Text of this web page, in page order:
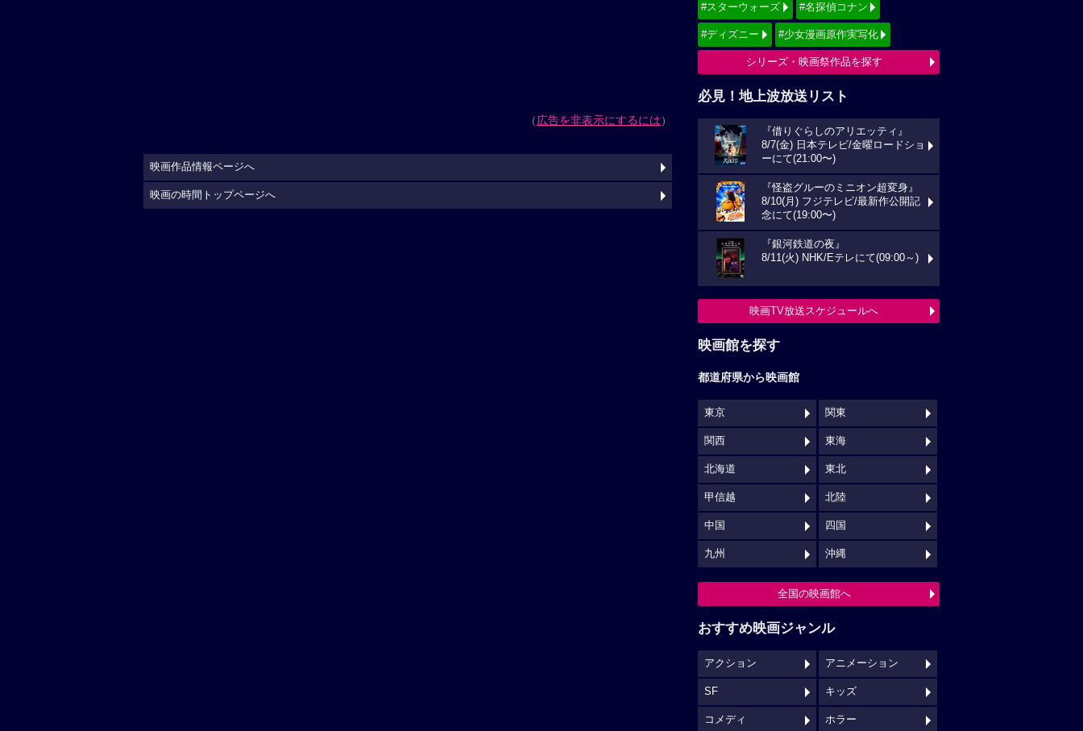
（広告を非表示にするには）
#スターウォーズ #名探偵コナン
#ディズニー #少女漫画原作実写化
シリーズ・映画祭作品を探す
必見！地上波放送リスト
『借りぐらしのアリエッティ』
8/7(金) 日本テレビ/金曜ロードショ
ーにて(21:00〜)
『怪盗グルーのミニオン超変身』
8/10(月) フジテレビ/最新作公開記
念にて(19:00〜)
『銀河鉄道の夜』
8/11(火) NHK/Eテレにて(09:00～)
映画TV放送スケジュールへ
映画館を探す
都道府県から映画館
東京 関東
関西 東海
北海道 東北
甲信越 北陸
中国 四国
九州 沖縄
全国の映画館へ
おすすめ映画ジャンル
アクション アニメーション
SF キッズ
コメディ ホラー
映画作品情報ページへ
映画の時間トップページへ